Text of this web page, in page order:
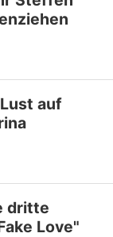
auf
dritte
Love"